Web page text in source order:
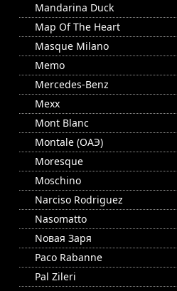
Mandarina Duck
Map Of The Heart
Masque Milano
Memo
Mercedes-Benz
Mexx
Mont Blanc
Montale (ОАЭ)
Moresque
Moschino
Narciso Rodriguez
Nasomatto
Nовая Заря
Paco Rabanne
Pal Zileri